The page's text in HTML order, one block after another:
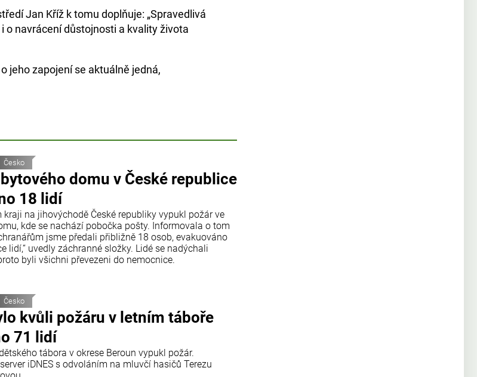
Jan Kříž k tomu doplňuje: „Spravedlivá
o navrácení důstojnosti a kvality života
jeho zapojení se aktuálně jedná,
Česko
domu v České republice
18 lidí
na jihovýchodě České republiky vypukl požár ve
kde se nachází pobočka pošty. Informovala o tom
jsme předali přibližně 18 osob, evakuováno
lidí,“ uvedly záchranné složky. Lidé se nadýchali
byli všichni převezeni do nemocnice.
Česko
kvůli požáru v letním táboře
71 lidí
tábora v okrese Beroun vypukl požár.
iDNES s odvoláním na mluvčí hasičů Terezu